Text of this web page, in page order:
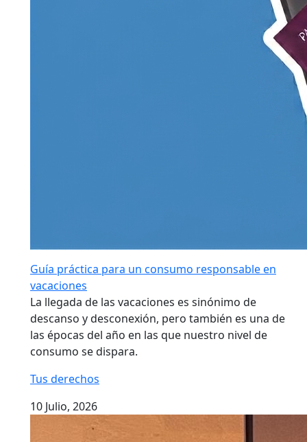
Guía práctica para un consumo responsable en
vacaciones
La llegada de las vacaciones es sinónimo de
descanso y desconexión, pero también es una de
las épocas del año en las que nuestro nivel de
consumo se dispara.
Tus derechos
10 Julio, 2026